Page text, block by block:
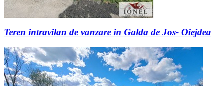
Teren intravilan de vanzare in Galda de Jos- Oiejdea